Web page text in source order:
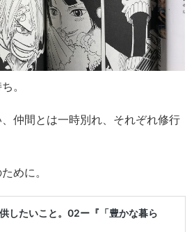
。
仲間とは一時別れ、それぞれ修行
めに。